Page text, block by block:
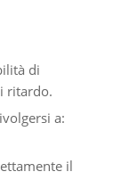
di
ritardo.
a:
il